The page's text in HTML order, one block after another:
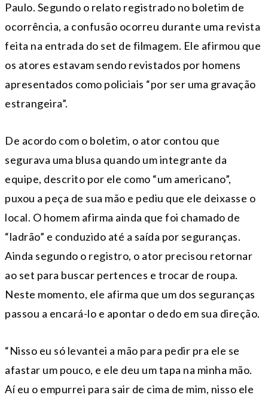
Paulo. Segundo o relato registrado no boletim de
ocorrência, a confusão ocorreu durante uma revista
feita na entrada do set de filmagem. Ele afirmou que
os atores estavam sendo revistados por homens
apresentados como policiais “por ser uma gravação
estrangeira”.
De acordo com o boletim, o ator contou que
segurava uma blusa quando um integrante da
equipe, descrito por ele como “um americano”,
puxou a peça de sua mão e pediu que ele deixasse o
local. O homem afirma ainda que foi chamado de
“ladrão” e conduzido até a saída por seguranças.
Ainda segundo o registro, o ator precisou retornar
ao set para buscar pertences e trocar de roupa.
Neste momento, ele afirma que um dos seguranças
passou a encará-lo e apontar o dedo em sua direção.
“Nisso eu só levantei a mão para pedir pra ele se
afastar um pouco, e ele deu um tapa na minha mão.
Aí eu o empurrei para sair de cima de mim, nisso ele